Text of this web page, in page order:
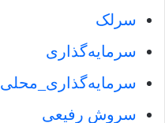
سرلک
سرمایه‌گذاری
سرمایه‌گذاری_محلی
سروش رفیعی